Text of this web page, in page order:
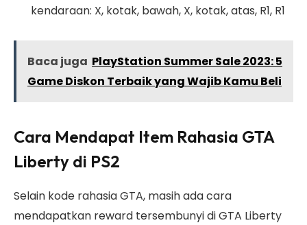
kendaraan: X, kotak, bawah, X, kotak, atas, R1, R1
Baca juga PlayStation Summer Sale 2023: 5
Game Diskon Terbaik yang Wajib Kamu Beli
Cara Mendapat Item Rahasia GTA
Liberty di PS2
Selain kode rahasia GTA, masih ada cara
mendapatkan reward tersembunyi di GTA Liberty